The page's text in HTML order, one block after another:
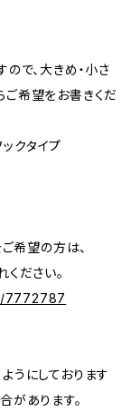
で、大きめ・小さ
希望をお書きくだ
クタイプ
希望の方は、
ださい。
7772787
うにしております
があります。